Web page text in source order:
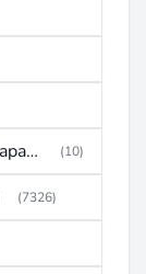
CDI(Ignicion por descarga de capacitor) (10)
(7326)